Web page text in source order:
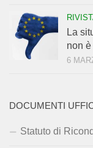
La
non
6
DOCUMENTI
Statuto di